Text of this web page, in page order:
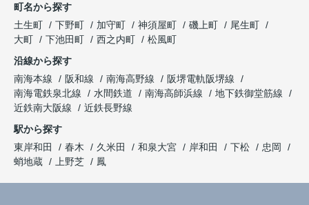
町名から探す
土生町
下野町 加守町 神須屋町 磯上町
尾生町
大町
下池田町 西之内町
松風町
沿線から探す
南海本線
阪和線 南海高野線
阪堺電軌阪堺線
南海電鉄泉北線
水間鉄道 南海高師浜線
地下鉄御堂筋線
近鉄南大阪線
近鉄長野線
駅から探す
東岸和田
春木 久米田 和泉大宮 岸和田 下松
忠岡
蛸地蔵
上野芝 鳳